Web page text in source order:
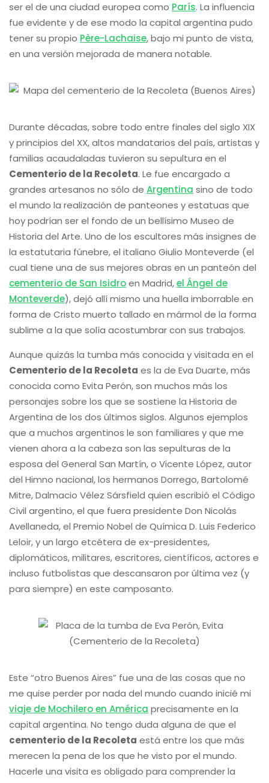
ser el de una ciudad europea como París. La influencia
fue evidente y de ese modo la capital argentina pudo
tener su propio Père-Lachaise, bajo mi punto de vista,
en una versión mejorada de manera notable.
Durante décadas, sobre todo entre finales del siglo XIX
y principios del XX, altos mandatarios del país, artistas y
familias acaudaladas tuvieron su sepultura en el
Cementerio de la Recoleta. Le fue encargado a
grandes artesanos no sólo de Argentina sino de todo
el mundo la realización de panteones y estatuas que
hoy podrían ser el fondo de un bellísimo Museo de
Historia del Arte. Uno de los escultores más insignes de
la estatutaria fúnebre, el italiano Giulio Monteverde (el
cual tiene una de sus mejores obras en un panteón del
cementerio de San Isidroen Madrid,el Ángel de
Monteverde), dejó allí mismo una huella imborrable en
forma de Cristo muerto tallado en mármol de la forma
sublime a la que solía acostumbrar con sus trabajos.
Aunque quizás la tumba más conocida y visitada en el
Cementerio de la Recoleta es la de Eva Duarte, más
conocida como Evita Perón, son muchos más los
personajes sobre los que se sostiene la Historia de
Argentina de los dos últimos siglos. Algunos ejemplos
que a muchos argentinos le son familiares y que me
vienen ahora a la cabeza son las sepulturas de la
esposa del General San Martín, o Vicente López, autor
del Himno nacional, los hermanos Dorrego, Bartolomé
Mitre, Dalmacio Vélez Sársfield quien escribió el Código
Civil argentino, el que fuera presidente Don Nicolás
Avellaneda, el Premio Nobel de Química D. Luis Federico
Leloir, y un largo etcétera de ex-presidentes,
diplomáticos, militares, escritores, científicos, actores e
incluso futbolistas que descansaron por última vez (y
para siempre) en este camposanto.
Este “otro Buenos Aires” fue una de las cosas que no
me quise perder por nada del mundo cuando inicié mi
viaje de Mochilero en América precisamente en la
capital argentina. No tengo duda alguna de que el
cementerio de la Recoleta está entre los que más
merecen la pena de los que he visto por el mundo.
Hacerle una visita es obligado para comprender la